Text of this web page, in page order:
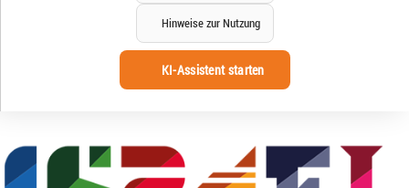
Hinweise zur Nutzung
KI-Assistent starten